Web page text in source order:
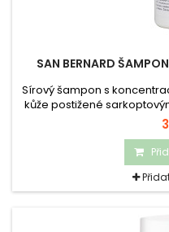
SAN BERNARD
Sírový šampon s
kůže postižené
Přípravek je obzvláště
a